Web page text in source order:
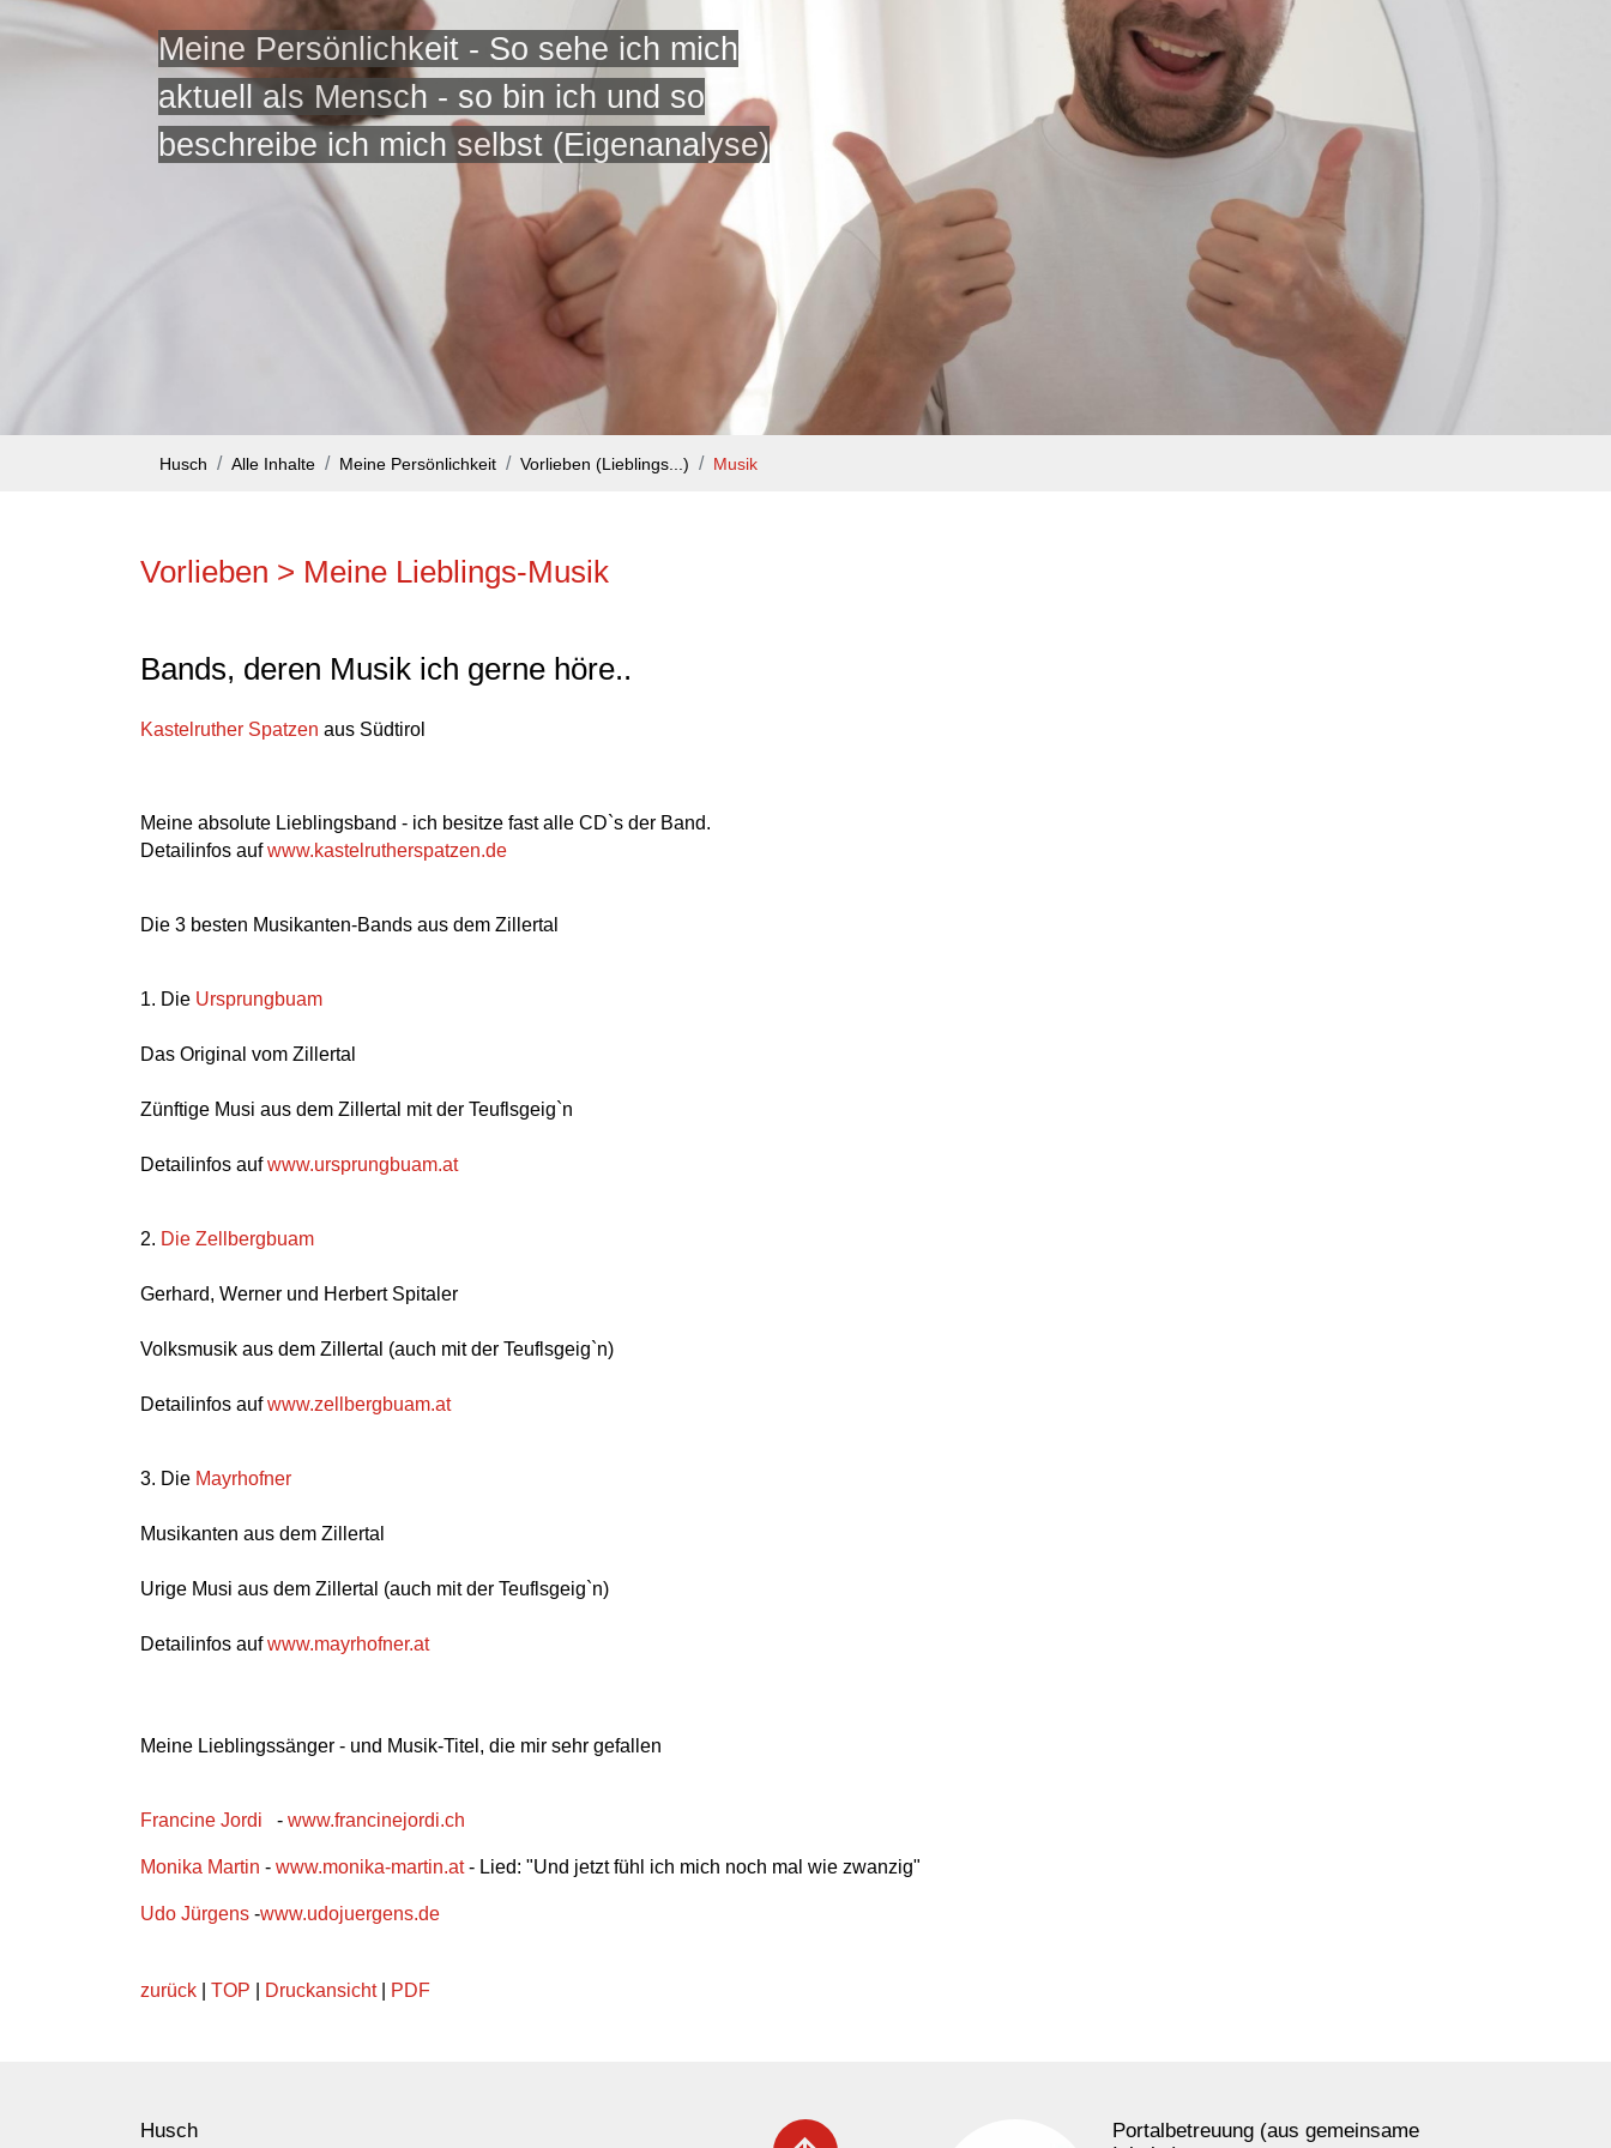
Meine Persönlichkeit - So sehe ich mich
aktuell als Mensch - so bin ich und so
beschreibe ich mich selbst (Eigenanalyse)
Husch Alle Inhalte Meine Persönlichkeit Vorlieben (Lieblings...) Musik
Vorlieben > Meine Lieblings-Musik
Bands, deren Musik ich gerne höre..
Kastelruther Spatzen aus Südtirol
Meine absolute Lieblingsband - ich besitze fast alle CD`s der Band.
Detailinfos aufwww.kastelrutherspatzen.de
Die 3 besten Musikanten-Bands aus dem Zillertal
1. Die Ursprungbuam
Das Original vom Zillertal
Zünftige Musi aus dem Zillertal mit der Teuflsgeig`n
Detailinfos aufwww.ursprungbuam.at
2. Die Zellbergbuam
Gerhard, Werner und Herbert Spitaler
Volksmusik aus dem Zillertal (auch mit der Teuflsgeig`n)
Detailinfos aufwww.zellbergbuam.at
3. Die Mayrhofner
Musikanten aus dem Zillertal
Urige Musi aus dem Zillertal (auch mit der Teuflsgeig`n)
Detailinfos aufwww.mayrhofner.at
Meine Lieblingssänger - und Musik-Titel, die mir sehr gefallen
Francine Jordi - www.francinejordi.ch
Monika Martin - www.monika-martin.at- Lied: "Und jetzt fühl ich mich noch mal wie zwanzig"
Udo Jürgens -www.udojuergens.de
zurück TOP Druckansicht| PDF
Portalbetreuung (aus gemeinsame
Husch